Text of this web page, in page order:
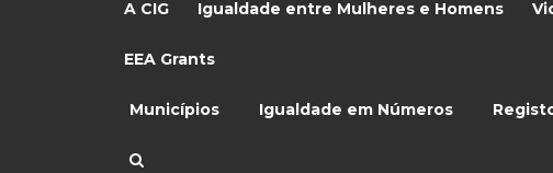
A CIG Igualdade entre Mulheres e Homens
EEA Grants
Municípios Igualdade em Números